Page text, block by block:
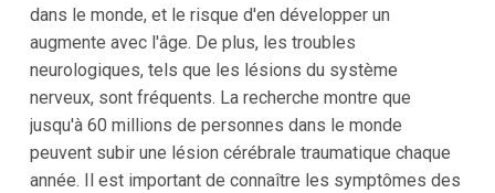
dans le monde, et le risque d'en développer un
augmente avec l'âge. De plus, les troubles
neurologiques, tels que les lésions du système
nerveux, sont fréquents. La recherche montre que
jusqu'à 60 millions de personnes dans le monde
peuvent subir une lésion cérébrale traumatique chaque
année. Il est important de connaître les symptômes des